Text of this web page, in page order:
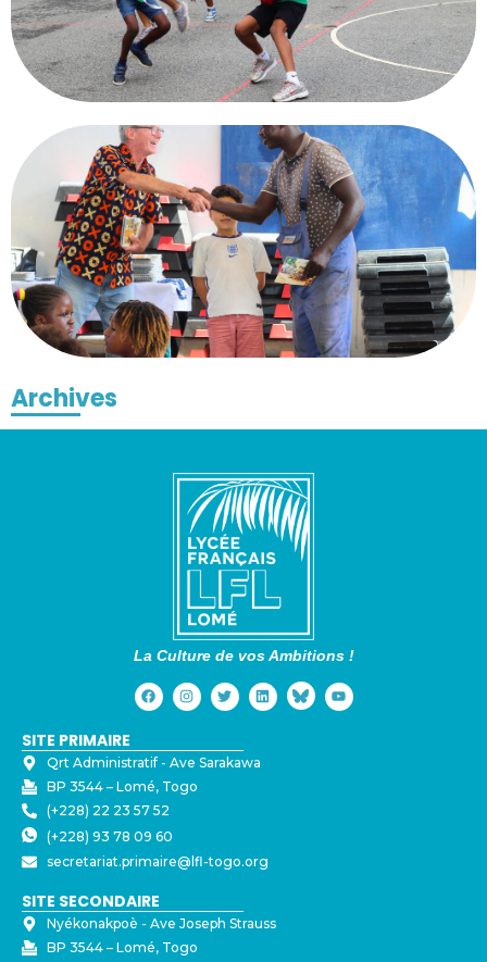
Archives
La Culture de vos Ambitions !
SITE PRIMAIRE
Qrt Administratif - ⁠Ave Sarakawa
BP 3544 – Lomé, Togo
(+228) 22 23 57 52
(+228) 93 78 09 60
secretariat.primaire@lfl-togo.org
SITE SECONDAIRE
Nyékonakpoè - ⁠Ave Joseph Strauss
BP 3544 – Lomé, Togo